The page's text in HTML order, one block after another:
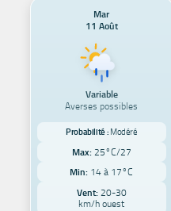
Mar
11 Août
Variable
Averses possibles
Probabilité : Modéré
Max: 25°C/27
Min: 14 à 17°C
Vent:20-30
km/h ouest